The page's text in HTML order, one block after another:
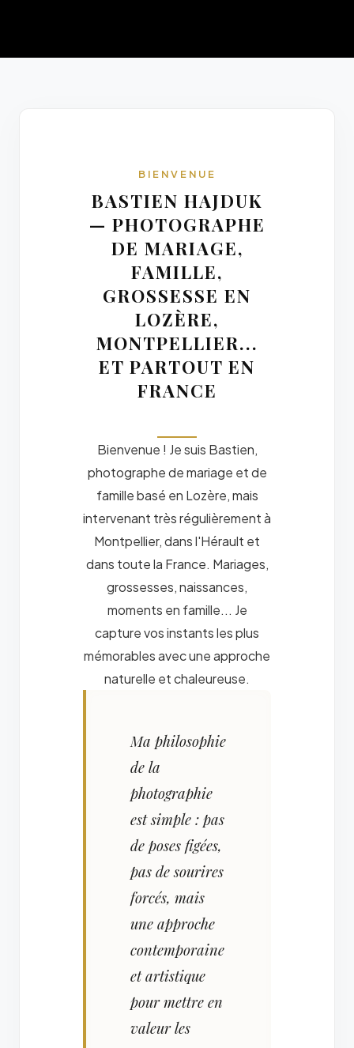
BIENVENUE
BASTIEN HAJDUK
— PHOTOGRAPHE
DE MARIAGE,
FAMILLE,
GROSSESSE EN
LOZÈRE,
MONTPELLIER...
ET PARTOUT EN
FRANCE
Bienvenue ! Je suis Bastien,
photographe de mariage et de
famille basé en Lozère, mais
intervenant très régulièrement à
Montpellier, dans l'Hérault et
dans toute la France. Mariages,
grossesses, naissances,
moments en famille... Je
capture vos instants les plus
mémorables avec une approche
naturelle et chaleureuse.
Ma philosophie
de la
photographie
est simple : pas
de poses figées,
pas de sourires
forcés, mais
une approche
contemporaine
et artistique
pour mettre en
valeur les